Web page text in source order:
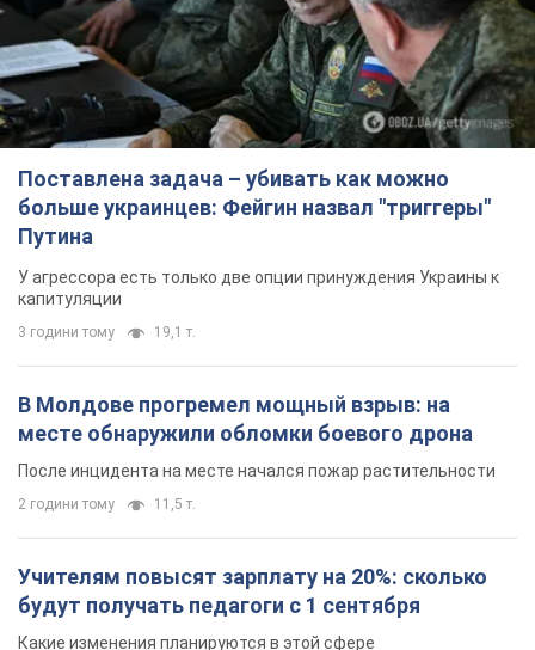
Поставлена задача – убивать как можно
больше украинцев: Фейгин назвал "триггеры"
Путина
У агрессора есть только две опции принуждения Украины к
капитуляции
3 години тому 19,1 т.
В Молдове прогремел мощный взрыв: на
месте обнаружили обломки боевого дрона
После инцидента на месте начался пожар растительности
2 години тому 11,5 т.
Учителям повысят зарплату на 20%: сколько
будут получать педагоги с 1 сентября
Какие изменения планируются в этой сфере